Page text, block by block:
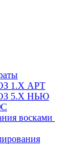
1.Х АРТ
5.Х НЬЮ
восками